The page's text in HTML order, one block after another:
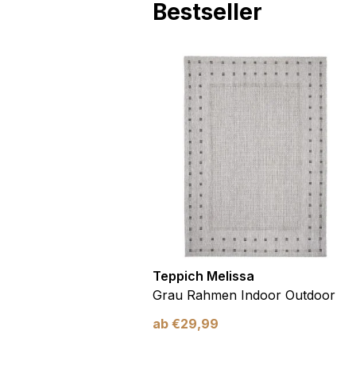
Bestseller
Teppich Melissa
Grau Rahmen Indoor Outdoor
ab €29,99